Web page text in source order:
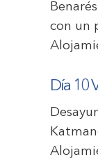
con un
Día 10